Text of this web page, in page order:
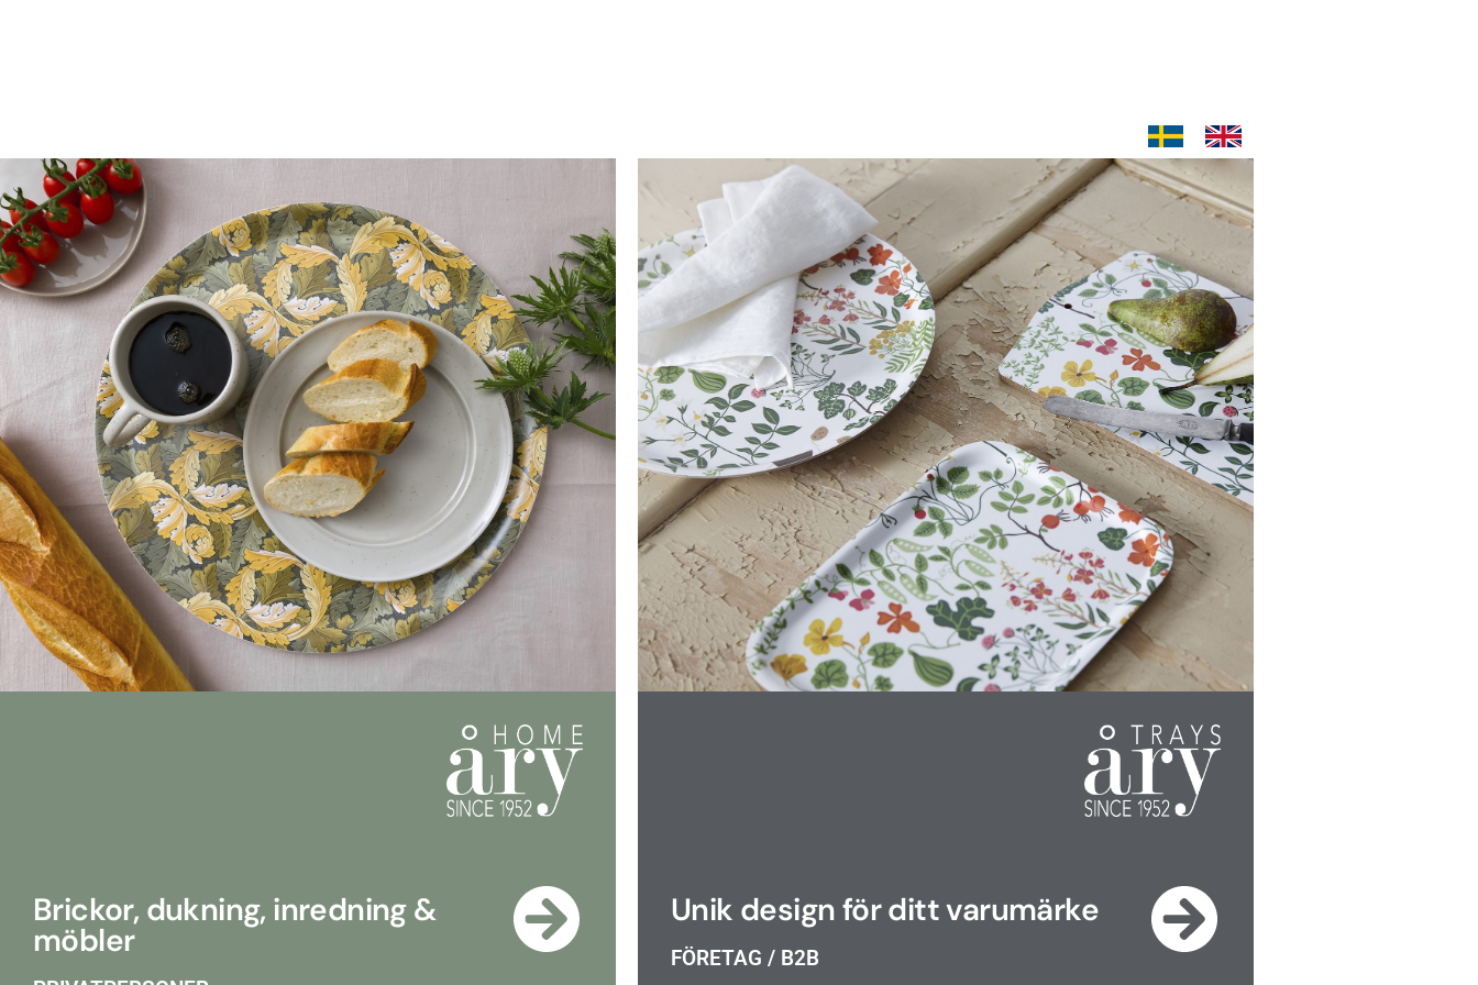
Brickor, dukning, inredning &
möbler
Unik design för ditt varumärke
FÖRETAG / B2B